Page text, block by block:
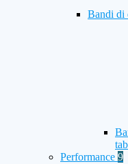
Bandi di
Performance 9